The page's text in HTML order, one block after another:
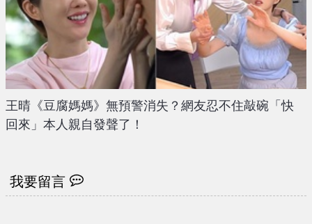
王晴《豆腐媽媽》無預警消失？網友忍不住敲碗「快
回來」本人親自發聲了！
我要留言